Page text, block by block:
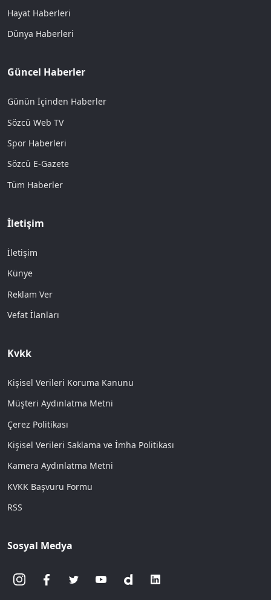
Hayat Haberleri
Dünya Haberleri
Güncel Haberler
Günün İçinden Haberler
Sözcü Web TV
Spor Haberleri
Sözcü E-Gazete
Tüm Haberler
İletişim
İletişim
Künye
Reklam Ver
Vefat İlanları
Kvkk
Kişisel Verileri Koruma Kanunu
Müşteri Aydınlatma Metni
Çerez Politikası
Kişisel Verileri Saklama ve İmha Politikası
Kamera Aydınlatma Metni
KVKK Başvuru Formu
RSS
Sosyal Medya